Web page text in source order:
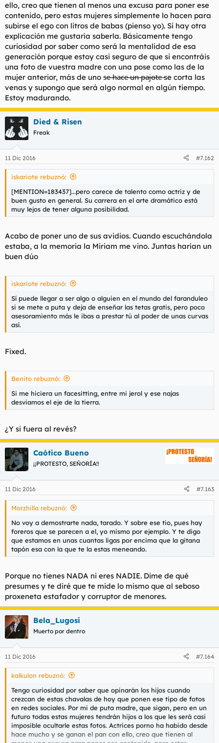
ello, creo que tienen al menos una excusa para poner ese
contenido, pero estas mujeres simplemente lo hacen para
subirse el ego con litros de babas (pienso yo). Si hay otra
explicación me gustaría saberla. Básicamente tengo
curiosidad por saber como será la mentalidad de esa
generación porque estoy casi seguro de que si encontráis
una foto de vuestra madre con una pose como las de la
mujer anterior, más de uno s̶e̶ ̶h̶a̶c̶e̶ ̶u̶n̶ ̶p̶a̶j̶o̶t̶e̶ se corta las
venas y supongo que será algo normal en algún tiempo.
Estoy madurando.
Died & Risen
Freak
11 Dic 2016 #7.162
iskariote rebuznó:
[MENTION=183437]...pero carece de talento como actriz y de
buen gusto en general. Su carrera en el arte dramático está
muy lejos de tener alguna posibilidad.
Acabo de poner uno de sus avidios. Cuando escuchándola
estaba, a la memoria la Miriam me vino. Juntas harían un
buen dúo
iskariote rebuznó:
Sí puede llegar a ser algo o alguien en el mundo del faranduleo
si se mete a puta y deja de enseñar las tetas gratis, pero poco
asesoramiento más le ibas a prestar tú al poder de unas curvas
así.
Fixed.
Benito rebuznó:
Si me hiciera un facesitting, entre mi jerol y ese najas
desviamos el eje de la tierra.
¿Y si fuera al revés?
Caótico Bueno
¡¡PROTESTO, SEÑORÍA!!
11 Dic 2016 #7.163
Morzhilla rebuznó:
No voy a demostrarte nada, tarado. Y sobre ese tio, pues hay
foreros que se parecen a el, yo mismo por ejemplo. Y te digo
que estamos en unas cuantas ligas por encima que la gitana
tapón esa con la que te la estas meneando.
Porque no tienes NADA ni eres NADIE. Dime de qué
presumes y te diré que te mide lo mismo que al seboso
proxeneta estafador y corruptor de menores.
Bela_Lugosi
Muerto por dentro
11 Dic 2016 #7.164
kalkulon rebuznó:
Tengo curiosidad por saber que opinarán los hijos cuando
crezcan de estas chavalas de hoy que ponen ese tipo de fotos
en redes sociales. Por mi de puta madre, que sigan, pero en un
futuro todas estas mujeres tendrán hijos a los que les será casi
imposible ocultarle estas fotos. Actrices porno ha habido desde
hace mucho y se ganan el pan con ello, creo que tienen al